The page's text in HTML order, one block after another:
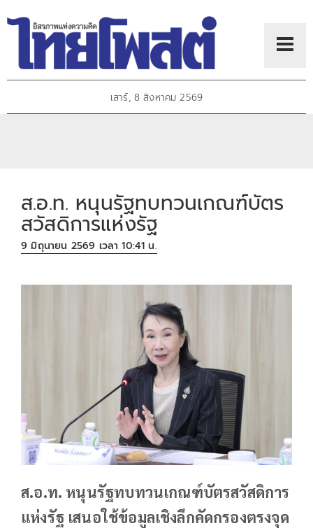
เสาร์, 8 สิงหาคม 2569
ส.อ.ท. หนุนรัฐทบทวนเกณฑ์บัตร
สวัสดิการแห่งรัฐ
9 มิถุนายน 2569 เวลา 10:41 น.
ส.อ.ท. หนุนรัฐทบทวนเกณฑ์บัตรสวัสดิการ
แห่งรัฐ เสนอใช้ข้อมูลเชิงลึกคัดกรองตรงจุด